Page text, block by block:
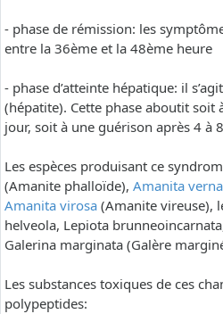
- phase de rémission: les
entre la 36ème et la 48ème heure
- phase d’atteinte hépatique: il
(hépatite). Cette phase aboutit
jour, soit à une guérison après 4 à
Les espèces produisant ce
(Amanite phalloïde), Amanita verna
Amanita virosa (Amanite vireuse),
helveola, Lepiota
Galerina marginata (Galère
Les substances toxiques de ces
polypeptides: